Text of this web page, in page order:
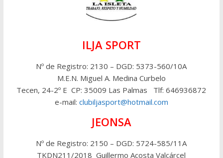
ILJA SPORT
Nº de Registro: 2130 – DGD: 5373-560/10A
M.E.N. Miguel A. Medina Curbelo
Tecen, 24-2º E CP: 35009 Las Palmas Tlf: 646936872
e-mail: clubiljasport@hotmail.com
JEONSA
Nº de Registro: 2150 – DGD: 5724-585/11A
TKDN211/2018 Guillermo Acosta Valcárcel